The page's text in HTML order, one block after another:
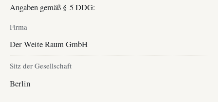
Angaben gemäß § 5 DDG:
Firma
Der Weite Raum GmbH
Sitz der Gesellschaft
Berlin